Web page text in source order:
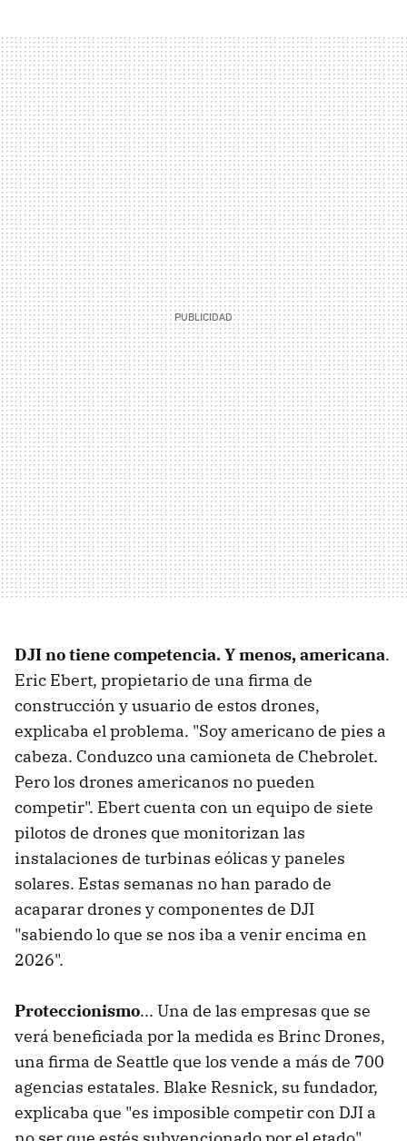
DJI no tiene competencia. Y menos, americana.
Eric Ebert, propietario de una firma de
construcción y usuario de estos drones,
explicaba el problema. "Soy americano de pies a
cabeza. Conduzco una camioneta de Chebrolet.
Pero los drones americanos no pueden
competir". Ebert cuenta con un equipo de siete
pilotos de drones que monitorizan las
instalaciones de turbinas eólicas y paneles
solares. Estas semanas no han parado de
acaparar drones y componentes de DJI
"sabiendo lo que se nos iba a venir encima en
2026".
Proteccionismo... Una de las empresas que se
verá beneficiada por la medida es Brinc Drones,
una firma de Seattle que los vende a más de 700
agencias estatales. Blake Resnick, su fundador,
explicaba que "es imposible competir con DJI a